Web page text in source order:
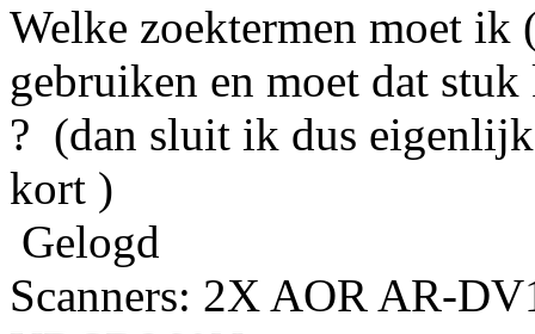
Welke zoektermen moet ik
gebruiken en moet dat
? (dan sluit ik dus eigenlijk
kort )
Gelogd
Scanners: 2X AOR AR-